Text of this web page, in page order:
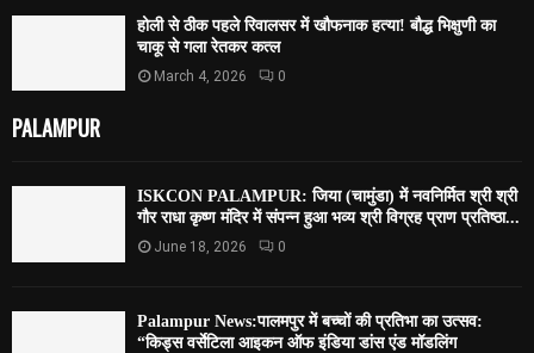
होली से ठीक पहले रिवालसर में खौफनाक हत्या! बौद्ध भिक्षुणी का
चाकू से गला रेतकर कत्ल
March 4, 2026 0
PALAMPUR
ISKCON PALAMPUR: जिया (चामुंडा) में नवनिर्मित श्री श्री
गौर राधा कृष्ण मंदिर में संपन्न हुआ भव्य श्री विग्रह प्राण प्रतिष्ठा...
June 18, 2026 0
Palampur News:पालमपुर में बच्चों की प्रतिभा का उत्सव:
“किड्स वर्सेटिला आइकन ऑफ इंडिया डांस एंड मॉडलिंग